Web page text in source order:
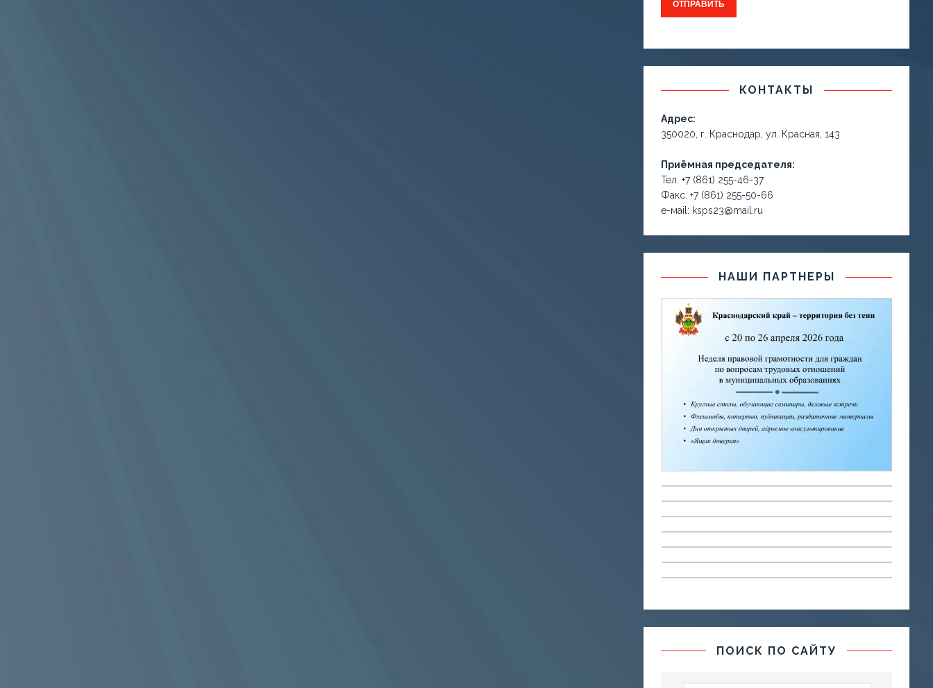
КОНТАКТЫ
Адрес:
350020, г. Краснодар, ул. Красная, 143
Приёмная председателя:
Тел. +7 (861) 255-46-37
Факс. +7 (861) 255-50-66
е-маil: ksps23@mail.ru
НАШИ ПАРТНЕРЫ
ПОИСК ПО САЙТУ